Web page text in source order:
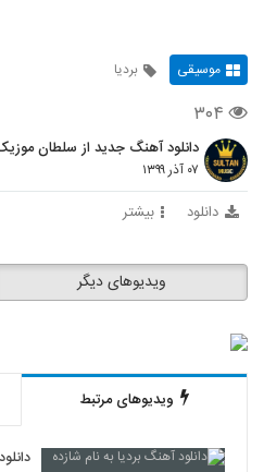
موسیقی بردیا
۳۰۴
دانلود آهنگ جدید از سلطان
۰۷ آذر ۱۳۹۹
دانلود بیشتر
ویدیوهای دیگر
ویدیوهای مرتبط